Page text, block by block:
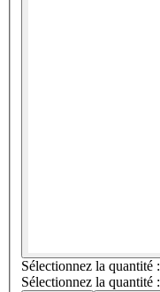
Sélectionnez la quantité :
Sélectionnez la quantité :